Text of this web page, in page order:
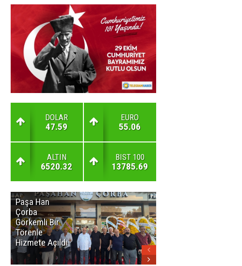
DOLAR
47.59
EURO
55.06
ALTIN
6520.32
BIST 100
13785.69
Paşa Han
Çorba
Görkemli Bir
Törenle
Hizmete Açıldı